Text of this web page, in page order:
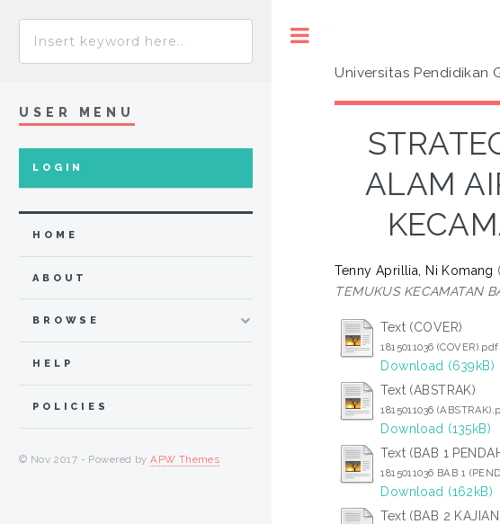
Universitas Pendidikan
ALAM
Tenny Aprillia, Ni Komang
TEMUKUS KECAMATAN
Text (COVER)
1815011036 (COVER).pdf
Download (639kB)
Text (ABSTRAK)
1815011036
Download (135kB)
Text (BAB 1
1815011036 BAB 1
Download (162kB)
Text (BAB 2 KAJIAN
USER MENU
LOGIN
HOME
ABOUT
BROWSE
HELP
POLICIES
© Nov 2017 - Powered byAPW Themes